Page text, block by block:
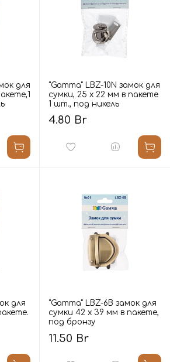
для
"Gamma" LBZ-10N замок для
сумки, 25 х 22 мм в пакете
1 шт., под никель
4.80 Br
для
"Gamma" LBZ-6B замок для
сумки 42 х 39 мм в пакете,
под бронзу
11.50 Br